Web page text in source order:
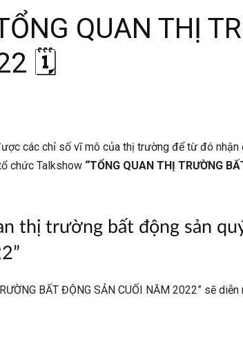
QUAN THỊ
🗓
các chỉ số vĩ mô của thị trường để từ đó
chức Talkshow “TỔNG QUAN THỊ TRƯỜNG
thị trường bất động sản
BẤT ĐỘNG SẢN CUỐI NĂM 2022” sẽ diễn